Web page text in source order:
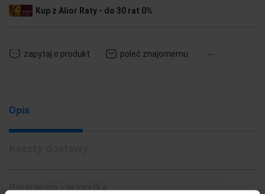
Kup z Alior Raty - do 30 rat 0%
zapytaj o produkt poleć znajomemu
Opis
Gwarancja i wysyłka